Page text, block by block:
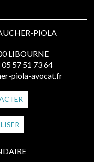
PIOLA
LIBOURNE
05 57 51 73 64
piola-avocat.fr